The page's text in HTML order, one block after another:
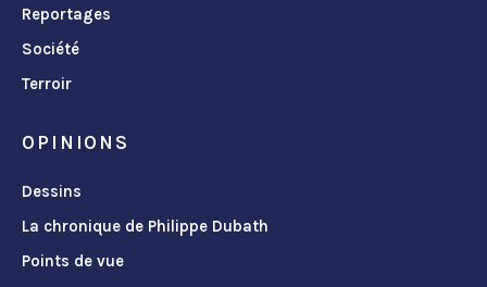
Reportages
Société
Terroir
OPINIONS
Dessins
La chronique de Philippe Dubath
Points de vue